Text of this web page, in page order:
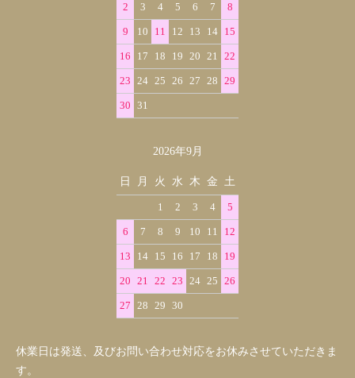
2 3 4 5 6 7 8
9 10 11 12 13 14 15
16 17 18 19 20 21 22
23 24 25 26 27 28 29
30 31
2026年9月
日 月 火 水 木 金 土
1 2 3 4 5
6 7 8 9 10 11 12
13 14 15 16 17 18 19
20 21 22 23 24 25 26
27 28 29 30
休業日は発送、及びお問い合わせ対応をお休みさせていただきま
す。